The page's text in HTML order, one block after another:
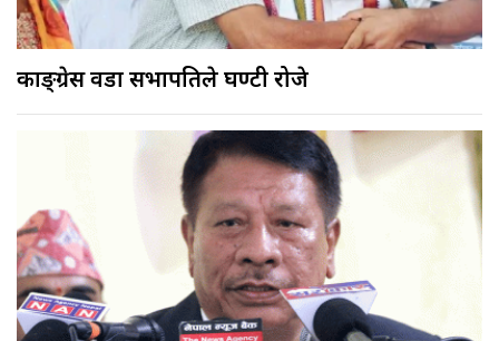
काङ्ग्रेस वडा सभापतिले घण्टी रोजे